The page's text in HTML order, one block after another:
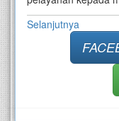
Selanjutnya